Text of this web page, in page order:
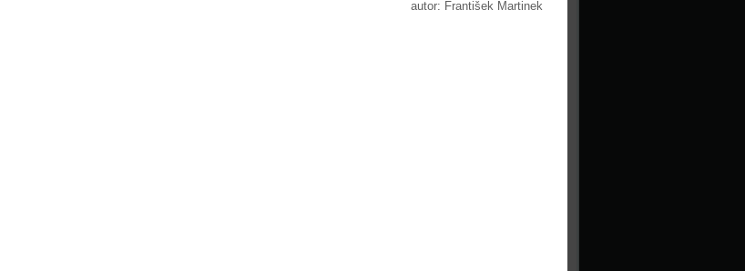
autor: František Martinek